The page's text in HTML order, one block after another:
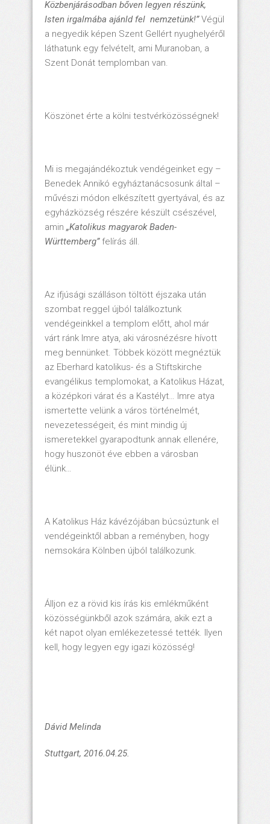
Közbenjárásodban bőven legyen részünk,
Isten irgalmába ajánld fel nemzetünk!”Végül
a negyedik képen Szent Gellért nyughelyéről
láthatunk egy felvételt, ami Muranoban, a
Szent Donát templomban van.
Köszönet érte a kölni testvérközösségnek!
Mi is megajándékoztuk vendégeinket egy –
Benedek Annikó egyháztanácsosunk által –
művészi módon elkészített gyertyával, és az
egyházközség részére készült csészével,
amin „Katolikus magyarok Baden-
Württemberg”felírás áll.
Az ifjúsági szálláson töltött éjszaka után
szombat reggel újból találkoztunk
vendégeinkkel a templom előtt, ahol már
várt ránk Imre atya, aki városnézésre hívott
meg bennünket. Többek között megnéztük
az Eberhard katolikus- és a Stiftskirche
evangélikus templomokat, a Katolikus Házat,
a középkori várat és a Kastélyt… Imre atya
ismertette velünk a város történelmét,
nevezetességeit, és mint mindig új
ismeretekkel gyarapodtunk annak ellenére,
hogy huszonöt éve ebben a városban
élünk…
A Katolikus Ház kávézójában búcsúztunk el
vendégeinktől abban a reményben, hogy
nemsokára Kölnben újból találkozunk.
Álljon ez a rövid kis írás kis emlékműként
közösségünkből azok számára, akik ezt a
két napot olyan emlékezetessé tették. Ilyen
kell, hogy legyen egy igazi közösség!
Dávid Melinda
Stuttgart, 2016.04.25.